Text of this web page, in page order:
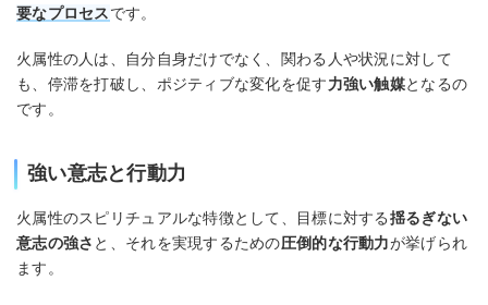
要なプロセスです。
火属性の人は、自分自身だけでなく、関わる人や状況に対して
も、停滞を打破し、ポジティブな変化を促す力強い触媒となるの
です。
強い意志と行動力
火属性のスピリチュアルな特徴として、目標に対する揺るぎない
意志の強さ と、それを実現するための圧倒的な行動力が挙げられ
ます。